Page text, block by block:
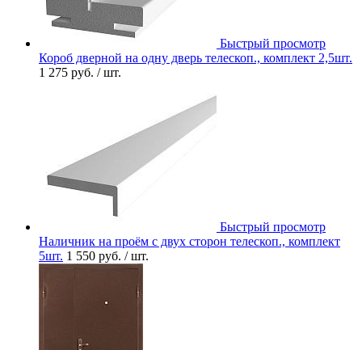
Быстрый просмотр
Короб дверной на одну дверь телескоп., комплект 2,5шт.
1 275 руб. / шт.
Быстрый просмотр
Наличник на проём с двух сторон телескоп., комплект
5шт. 1 550 руб. / шт.